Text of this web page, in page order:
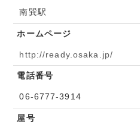
南巽駅
ホームページ
http://ready.osaka.jp/
電話番号
06-6777-3914
屋号